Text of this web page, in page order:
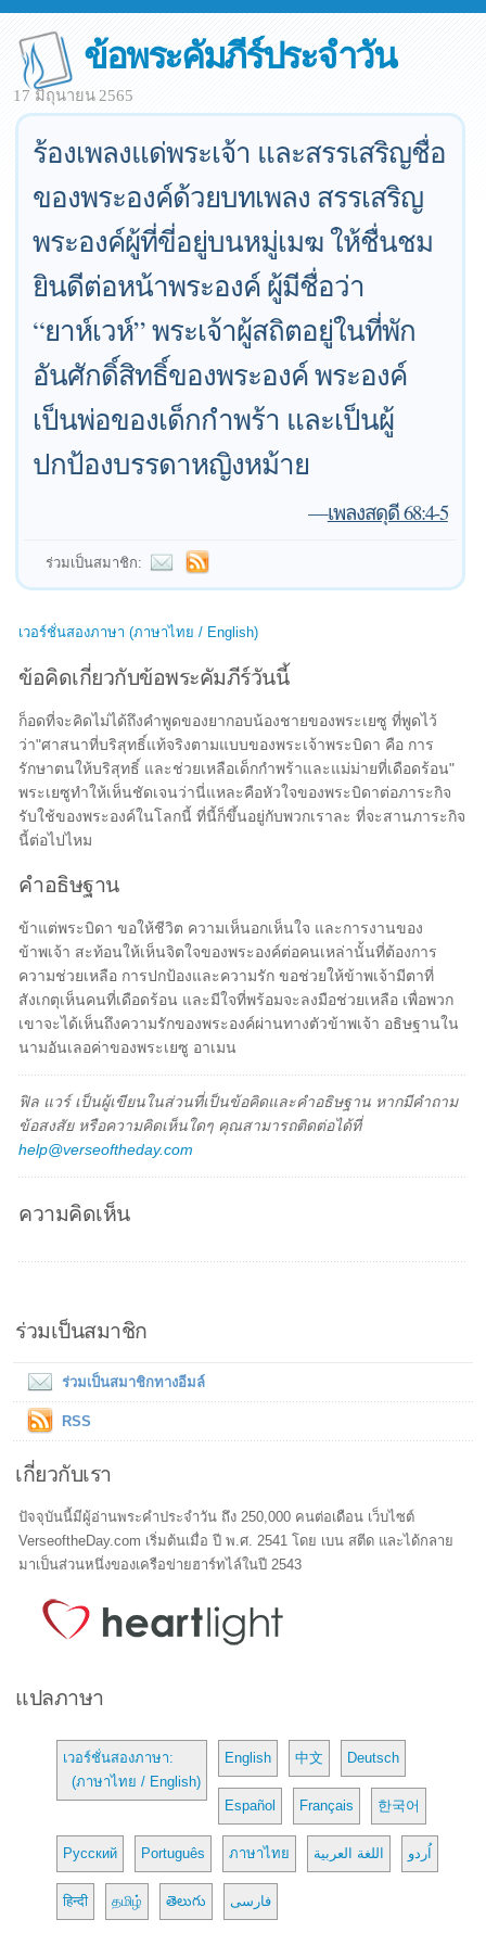
ข้อพระคัมภีร์ประจำวัน
17 มิถุนายน 2565
ร้องเพลงแด่พระเจ้า และสรรเสริญชื่อ
ของพระองค์ด้วยบทเพลง สรรเสริญ
พระองค์ผู้ที่ขี่อยู่บนหมู่เมฆ ให้ชื่นชม
ยินดีต่อหน้าพระองค์ ผู้มีชื่อว่า
“ยาห์เวห์” พระเจ้าผู้สถิตอยู่ในที่พัก
อันศักดิ์สิทธิ์ของพระองค์ พระองค์
เป็นพ่อของเด็กกำพร้า และเป็นผู้
ปกป้องบรรดาหญิงหม้าย
—เพลงสดุดี 68:4-5
ร่วมเป็นสมาชิก:
เวอร์ชั่นสองภาษา (ภาษาไทย / English)
ข้อคิดเกี่ยวกับข้อพระคัมภีร์วันนี้
ก็อดที่จะคิดไม่ได้ถึงคำพูดของยากอบน้องชายของพระเยซู ที่พูดไว้
ว่า"ศาสนาที่บริสุทธิ์แท้จริงตามแบบของพระเจ้าพระบิดา คือ การ
รักษาตนให้บริสุทธิ์ และช่วยเหลือเด็กกำพร้าและแม่ม่ายที่เดือดร้อน"
พระเยซูทำให้เห็นชัดเจนว่านี่แหละคือหัวใจของพระบิดาต่อภาระกิจ
รับใช้ของพระองค์ในโลกนี้ ที่นี้ก็ขึ้นอยู่กับพวกเราละ ที่จะสานภาระกิจ
นี้ต่อไปไหม
คำอธิษฐาน
ข้าแต่พระบิดา ขอให้ชีวิต ความเห็นอกเห็นใจ และการงานของ
ข้าพเจ้า สะท้อนให้เห็นจิตใจของพระองค์ต่อคนเหล่านั้นที่ต้องการ
ความช่วยเหลือ การปกป้องและความรัก ขอช่วยให้ข้าพเจ้ามีตาที่
สังเกตุเห็นคนที่เดือดร้อน และมีใจที่พร้อมจะลงมือช่วยเหลือ เพื่อพวก
เขาจะได้เห็นถึงความรักของพระองค์ผ่านทางตัวข้าพเจ้า อธิษฐานใน
นามอันเลอค่าของพระเยซู อาเมน
ฟิล แวร์ เป็นผู้เขียนในส่วนที่เป็นข้อคิดและคำอธิษฐาน หากมีคำถาม
ข้อสงสัย หรือความคิดเห็นใดๆ คุณสามารถติดต่อได้ที่
help@verseoftheday.com
ความคิดเห็น
ร่วมเป็นสมาชิก
ร่วมเป็นสมาชิกทางอีมล์
RSS
เกี่ยวกับเรา
ปัจจุบันนี้มีผู้อ่านพระคำประจำวัน ถึง 250,000 คนต่อเดือน เว็บไซต์
VerseoftheDay.com เริ่มต้นเมื่อ ปี พ.ศ. 2541 โดย เบน สตีด และได้กลาย
มาเป็นส่วนหนึ่งของเครือข่ายฮาร์ทไล์ในปี 2543
แปลภาษา
เวอร์ชั่นสองภาษา:
(ภาษาไทย / English)
English 中文 Deutsch
Español Français 한국어
Русский Português ภาษาไทย اللغة العربية اُردو
हिन्दी தமிழ் తెలుగు فارسی